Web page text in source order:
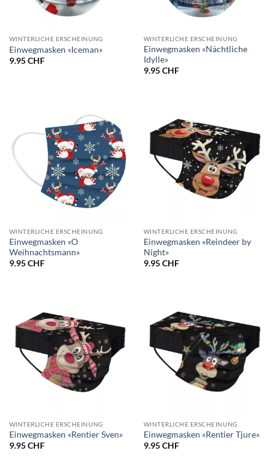
WINTERLICHE ERSCHEINUNG
Einwegmasken «Iceman»
9.95CHF
WINTERLICHE ERSCHEINUNG
Einwegmasken «Nächtliche
Idylle»
9.95CHF
WINTERLICHE ERSCHEINUNG
Einwegmasken «O
Weihnachtsmann»
9.95CHF
WINTERLICHE ERSCHEINUNG
Einwegmasken «Reindeer by
Night»
9.95CHF
WINTERLICHE ERSCHEINUNG
Einwegmasken «Rentier Sven»
9.95CHF
WINTERLICHE ERSCHEINUNG
Einwegmasken «Rentier Tjure»
9.95CHF